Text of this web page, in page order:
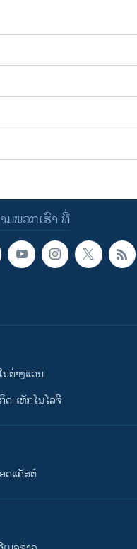
ມພວກເຮົາ ທີ່
ນຕ່າງແດນ
ດ-ເທັກໂນໂລຈີ
ດແຄັສຕ໌